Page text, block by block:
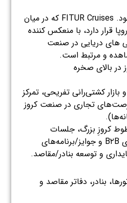
این تغییر مکان تصادفی نبود. FITUR Cruises که در میان
قرار دارد، با منعکس کننده
های دریایی در صنعت
و مرتبط است.
در بالای صخره
بازار کشتی‌رانی تفریحی، تمرکز
تجاری در صنعت کروز
کروزِ بزرگ، جلسات
تخصصی، برنامه های B۲B و جوایز/برنامه‌های
و توسعه بنادر/مقاصد.
بنادر، دفاتر مقاصد و